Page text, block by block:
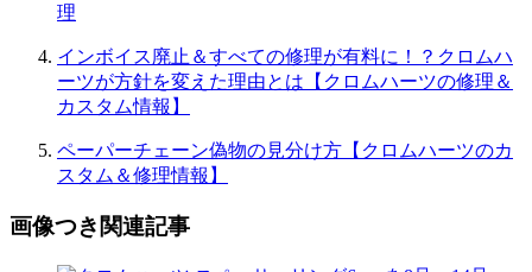
理
インボイス廃止＆すべての修理が有料に！？クロムハ
ーツが方針を変えた理由とは【クロムハーツの修理＆
カスタム情報】
ペーパーチェーン偽物の見分け方【クロムハーツのカ
スタム＆修理情報】
画像つき関連記事